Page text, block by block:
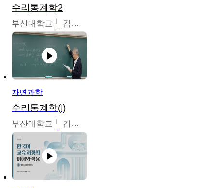
수리통계학2
부산대학교 김충락
자연과학
수리통계학(I)
부산대학교 김충락